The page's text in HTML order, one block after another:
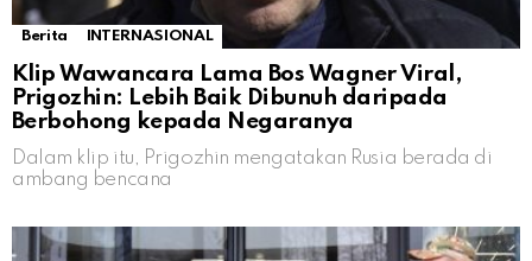
Berita INTERNASIONAL
Klip Wawancara Lama Bos Wagner Viral,
Prigozhin: Lebih Baik Dibunuh daripada
Berbohong kepada Negaranya
Dalam klip itu, Prigozhin mengatakan Rusia berada di
ambang bencana